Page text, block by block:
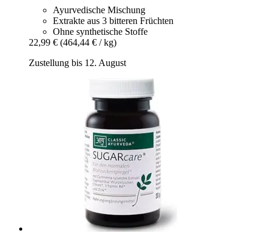
Ayurvedische Mischung
Extrakte aus 3 bitteren Früchten
Ohne synthetische Stoffe
22,99 € (464,44 € / kg)
Zustellung bis 12. August